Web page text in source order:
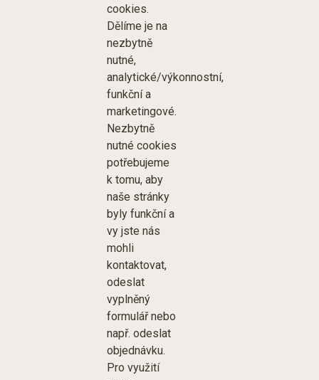
cookies.
Dělíme je na
nezbytně
nutné,
analytické/výkonnostní,
funkční a
marketingové.
Nezbytně
nutné cookies
potřebujeme
k tomu, aby
naše stránky
byly funkční a
vy jste nás
mohli
kontaktovat,
odeslat
vyplněný
formulář nebo
např. odeslat
objednávku.
Pro využití